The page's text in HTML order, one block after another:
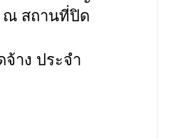
ณ สถานที่ปิด
าง ประจำ